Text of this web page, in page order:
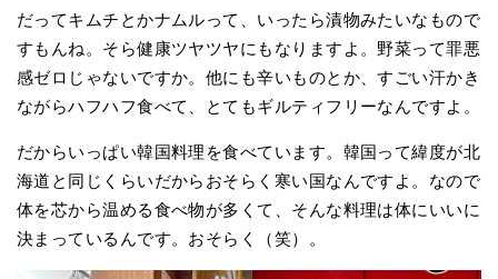
だってキムチとかナムルって、いったら漬物みたいなもので
すもんね。そら健康ツヤツヤにもなりますよ。野菜って罪悪
感ゼロじゃないですか。他にも辛いものとか、すごい汗かき
ながらハフハフ食べて、とてもギルティフリーなんですよ。
だからいっぱい韓国料理を食べています。韓国って緯度が北
海道と同じくらいだからおそらく寒い国なんですよ。なので
体を芯から温める食べ物が多くて、そんな料理は体にいいに
決まっているんです。おそらく（笑）。